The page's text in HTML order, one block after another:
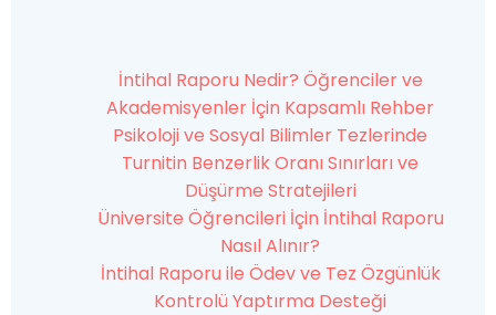
İntihal Raporu Nedir? Öğrenciler ve
Akademisyenler İçin Kapsamlı Rehber
Psikoloji ve Sosyal Bilimler Tezlerinde
Turnitin Benzerlik Oranı Sınırları ve
Düşürme Stratejileri
Üniversite Öğrencileri İçin İntihal Raporu
Nasıl Alınır?
İntihal Raporu ile Ödev ve Tez Özgünlük
Kontrolü Yaptırma Desteği